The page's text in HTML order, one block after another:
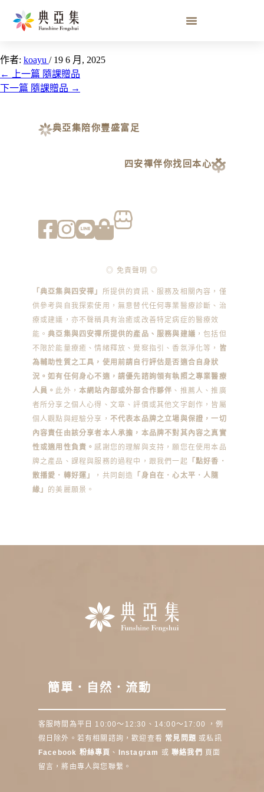
清淨手工皂（顏色隨機）
作者: koayu / 19 6 月, 2025
←
上一篇 隨課贈品
下一篇 隨課贈品 →
典亞集陪你豐盛富足
四安禪伴你找回本心
◎ 免責聲明 ◎
「典亞集與四安禪」
所提供的資訊、服務及相關內容，僅
供參考與自我探索使用，無意替代任何專業醫療診斷、治
療或建議，亦不聲稱具有治癒或改善特定病症的醫療效
能。典亞集與四安禪所提供的產品、服務與建議 ，包括但
不限於能量療癒、情緒釋放、覺察指引、香氛淨化等， 皆
為輔助性質之工具，使用前請自行評估是否適合自身狀
況。如有任何身心不適，請優先諮詢領有執照之專業醫療
人員。 此外，本網站內部或外部合作夥伴 、推薦人、推廣
者所分享之個人心得、文章、評價或其他文字創作，皆屬
個人觀點與經驗分享， 不代表本品牌之立場與保證，一切
內容責任由該分享者本人承擔，本品牌不對其內容之真實
性或適用性負責。 感謝您的理解與支持，願您在使用本品
牌之產品、課程與服務的過程中，跟我們一起 「點好香．
散播愛．轉好運」
，共同創造
「身自在．心太平．人隨
緣」 的美麗願景。
簡單．自然．流動
客服時間為平日 10:00～12:30、14:00～17:00 ，例
假日除外。若有相關諮詢，歡迎查看 常見問題 或私訊
Facebook 粉絲專頁 、 Instagram 或聯絡我們
頁面
留言，將由專人與您聯繫。